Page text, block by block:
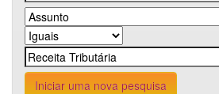
Iniciar uma nova pesquisa